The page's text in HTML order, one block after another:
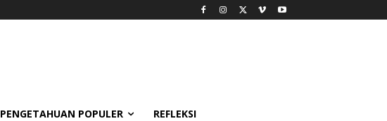
PENGETAHUAN POPULER REFLEKSI